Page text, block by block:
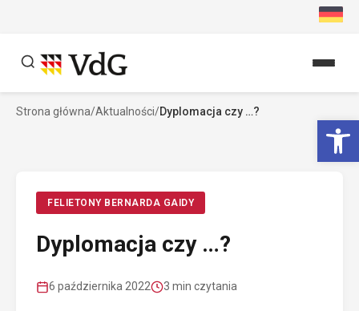
Szukaj
Strona główna/Aktualności/Dyplomacja czy …?
FELIETONY BERNARDA GAIDY
Dyplomacja czy …?
6 października 2022 3 min czytania